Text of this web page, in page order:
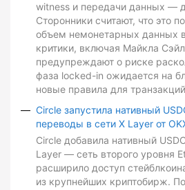
witness и передачи данных —
Сторонники считают, что это
объем немонетарных данных
критики, включая Майкла
предупреждают о риске
фаза locked-in ожидается на
новые правила для
Circle запустила нативный
переводы в сети X Layer от
Circle добавила нативный
Layer — сеть второго уровня
расширило доступ
из крупнейших криптобирж.